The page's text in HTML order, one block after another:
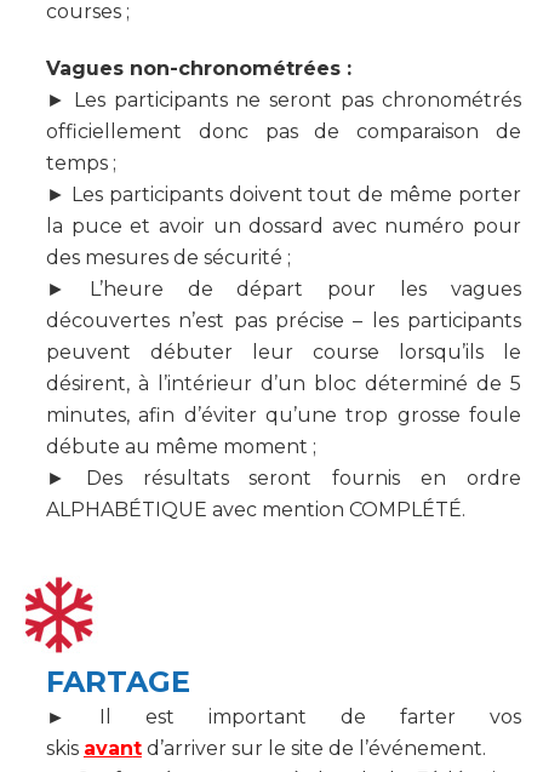
courses ;
Vagues non-chronométrées :
► Les participants ne seront pas chronométrés
officiellement donc pas de comparaison de
temps ;
► Les participants doivent tout de même porter
la puce et avoir un dossard avec numéro pour
des mesures de sécurité ;
► L’heure de départ pour lesvagues
découvertesn’est pas précise – les participants
peuvent débuter leur course lorsqu’ils le
désirent, à l’intérieur d’un bloc déterminé de 5
minutes, afin d’éviter qu’une trop grosse foule
débute au même moment ;
► Des résultats seront fournis en ordre
ALPHABÉTIQUE avec mention COMPLÉTÉ.
FARTAGE
►
Il est important de farter vos
skis avantd’arriver sur le site de l’événement.